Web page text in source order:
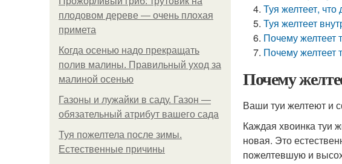
плодовом дереве — очень плохая
примета
Когда осенью надо прекращать
полив малины. Правильный уход за
малиной осенью
Газоны и лужайки в саду. Газон —
обязательный атрибут вашего сада
Туя пожелтела после зимы.
Естественные причины
Туя желтеет,
Туя желтеет
Почему желтеет
Почему желтеет
Почему
Ваши туи желтеют и
Каждая хвоинка туи
новая. Это
пожелтевшую и